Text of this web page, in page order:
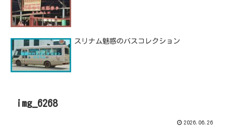
スリナム魅惑のバスコレクション
img_6268
2026.06.26